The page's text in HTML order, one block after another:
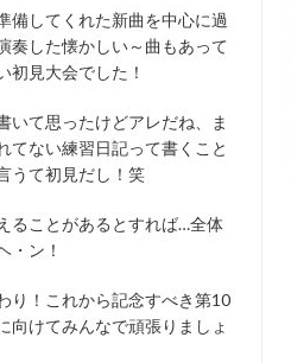
備してくれた新曲を中心に過
奏した懐かしい～曲もあって
初見大会でした！
いて思ったけどアレだね、ま
てない練習日記って書くこと
うて初見だし！笑
ることがあるとすれば…全体
・ン！
り！これから記念すべき第10
向けてみんなで頑張りましょ